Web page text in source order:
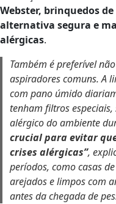
Webster, brinquedos
alternativa segura e
alérgicas.
Também é preferível
aspiradores comuns. A
com pano úmido
tenham filtros
alérgico do ambiente
crucial para evitar
crises alérgicas”,
períodos, como casas
arejados e limpos com
antes da chegada de